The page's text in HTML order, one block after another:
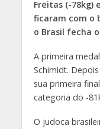
Freitas (-78kg)
ficaram com o
o Brasil fecha
A primeira
Schimidt.
sua primeira
categoria do -
O judoca